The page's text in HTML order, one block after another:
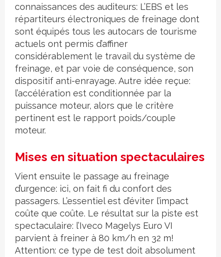
connaissances des auditeurs: L’EBS et les
répartiteurs électroniques de freinage dont
sont équipés tous les autocars de tourisme
actuels ont permis d’affiner
considérablement le travail du système de
freinage, et par voie de conséquence, son
dispositif anti-enrayage. Autre idée reçue:
l’accélération est conditionnée par la
puissance moteur, alors que le critère
pertinent est le rapport poids/couple
moteur.
Mises en situation spectaculaires
Vient ensuite le passage au freinage
d’urgence: ici, on fait fi du confort des
passagers. L’essentiel est d’éviter l’impact
coûte que coûte. Le résultat sur la piste est
spectaculaire: l’Iveco Magelys Euro VI
parvient à freiner à 80 km/h en 32 m!
Attention: ce type de test doit absolument